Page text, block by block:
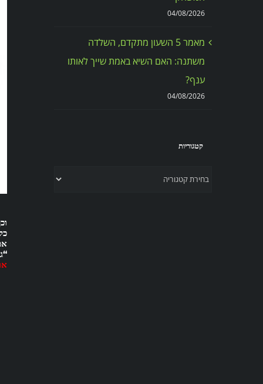
04/08/2026
מאמר 5 השעון מתקדם, השלדה
משתנה: האם השיא באמת שייך לאותו
ענף?
04/08/2026
קטגוריות
קטגוריות